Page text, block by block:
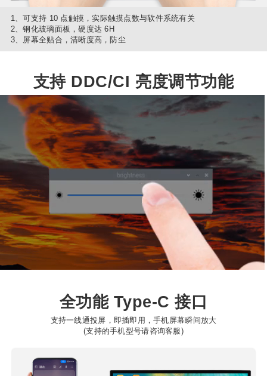
1、可支持 10 点触摸，实际触摸点数与软件系统有关
2、钢化玻璃面板，硬度达 6H
3、屏幕全贴合，清晰度高，防尘
支持 DDC/CI 亮度调节功能
全功能 Type-C 接口
支持一线通投屏，即插即用，手机屏幕瞬间放大
(支持的手机型号请咨询客服)